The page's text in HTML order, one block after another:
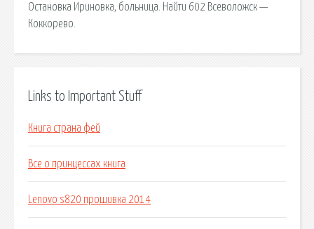
Остановка Ириновка, больница. Найти 602 Всеволожск —
Коккорево.
Links to Important Stuff
Книга страна фей
Все о принцессах книга
Lenovo s820 прошивка 2014